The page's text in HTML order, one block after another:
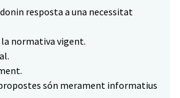
resposta a una necessitat
normativa vigent.
són merament informatius